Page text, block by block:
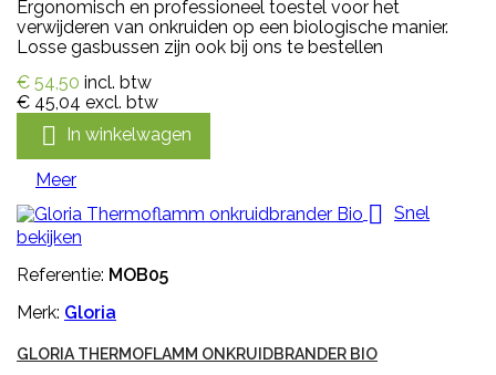
Ergonomisch en professioneel toestel voor het
verwijderen van onkruiden op een biologische manier.
Losse gasbussen zijn ook bij ons te bestellen
€ 54,50 incl. btw
€ 45,04 excl. btw
 In winkelwagen
Meer
 Snel
bekijken
Referentie: MOB05
Merk: Gloria
GLORIA THERMOFLAMM ONKRUIDBRANDER BIO